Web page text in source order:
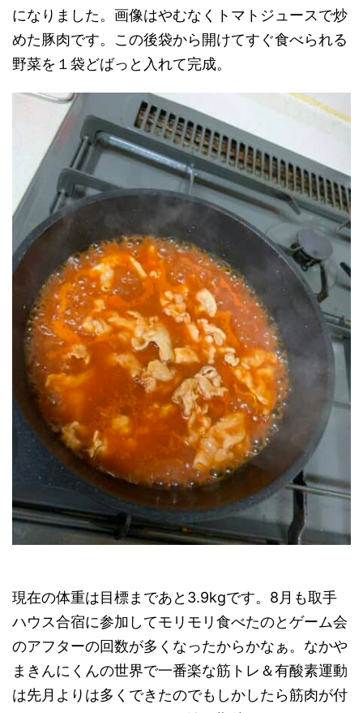
になりました。画像はやむなくトマトジュースで炒
めた豚肉です。この後袋から開けてすぐ食べられる
野菜を１袋どばっと入れて完成。
現在の体重は目標まであと3.9kgです。8月も取手
ハウス合宿に参加してモリモリ食べたのとゲーム会
のアフターの回数が多くなったからかなぁ。なかや
まきんにくんの世界で一番楽な筋トレ＆有酸素運動
は先月よりは多くできたのでもしかしたら筋肉が付